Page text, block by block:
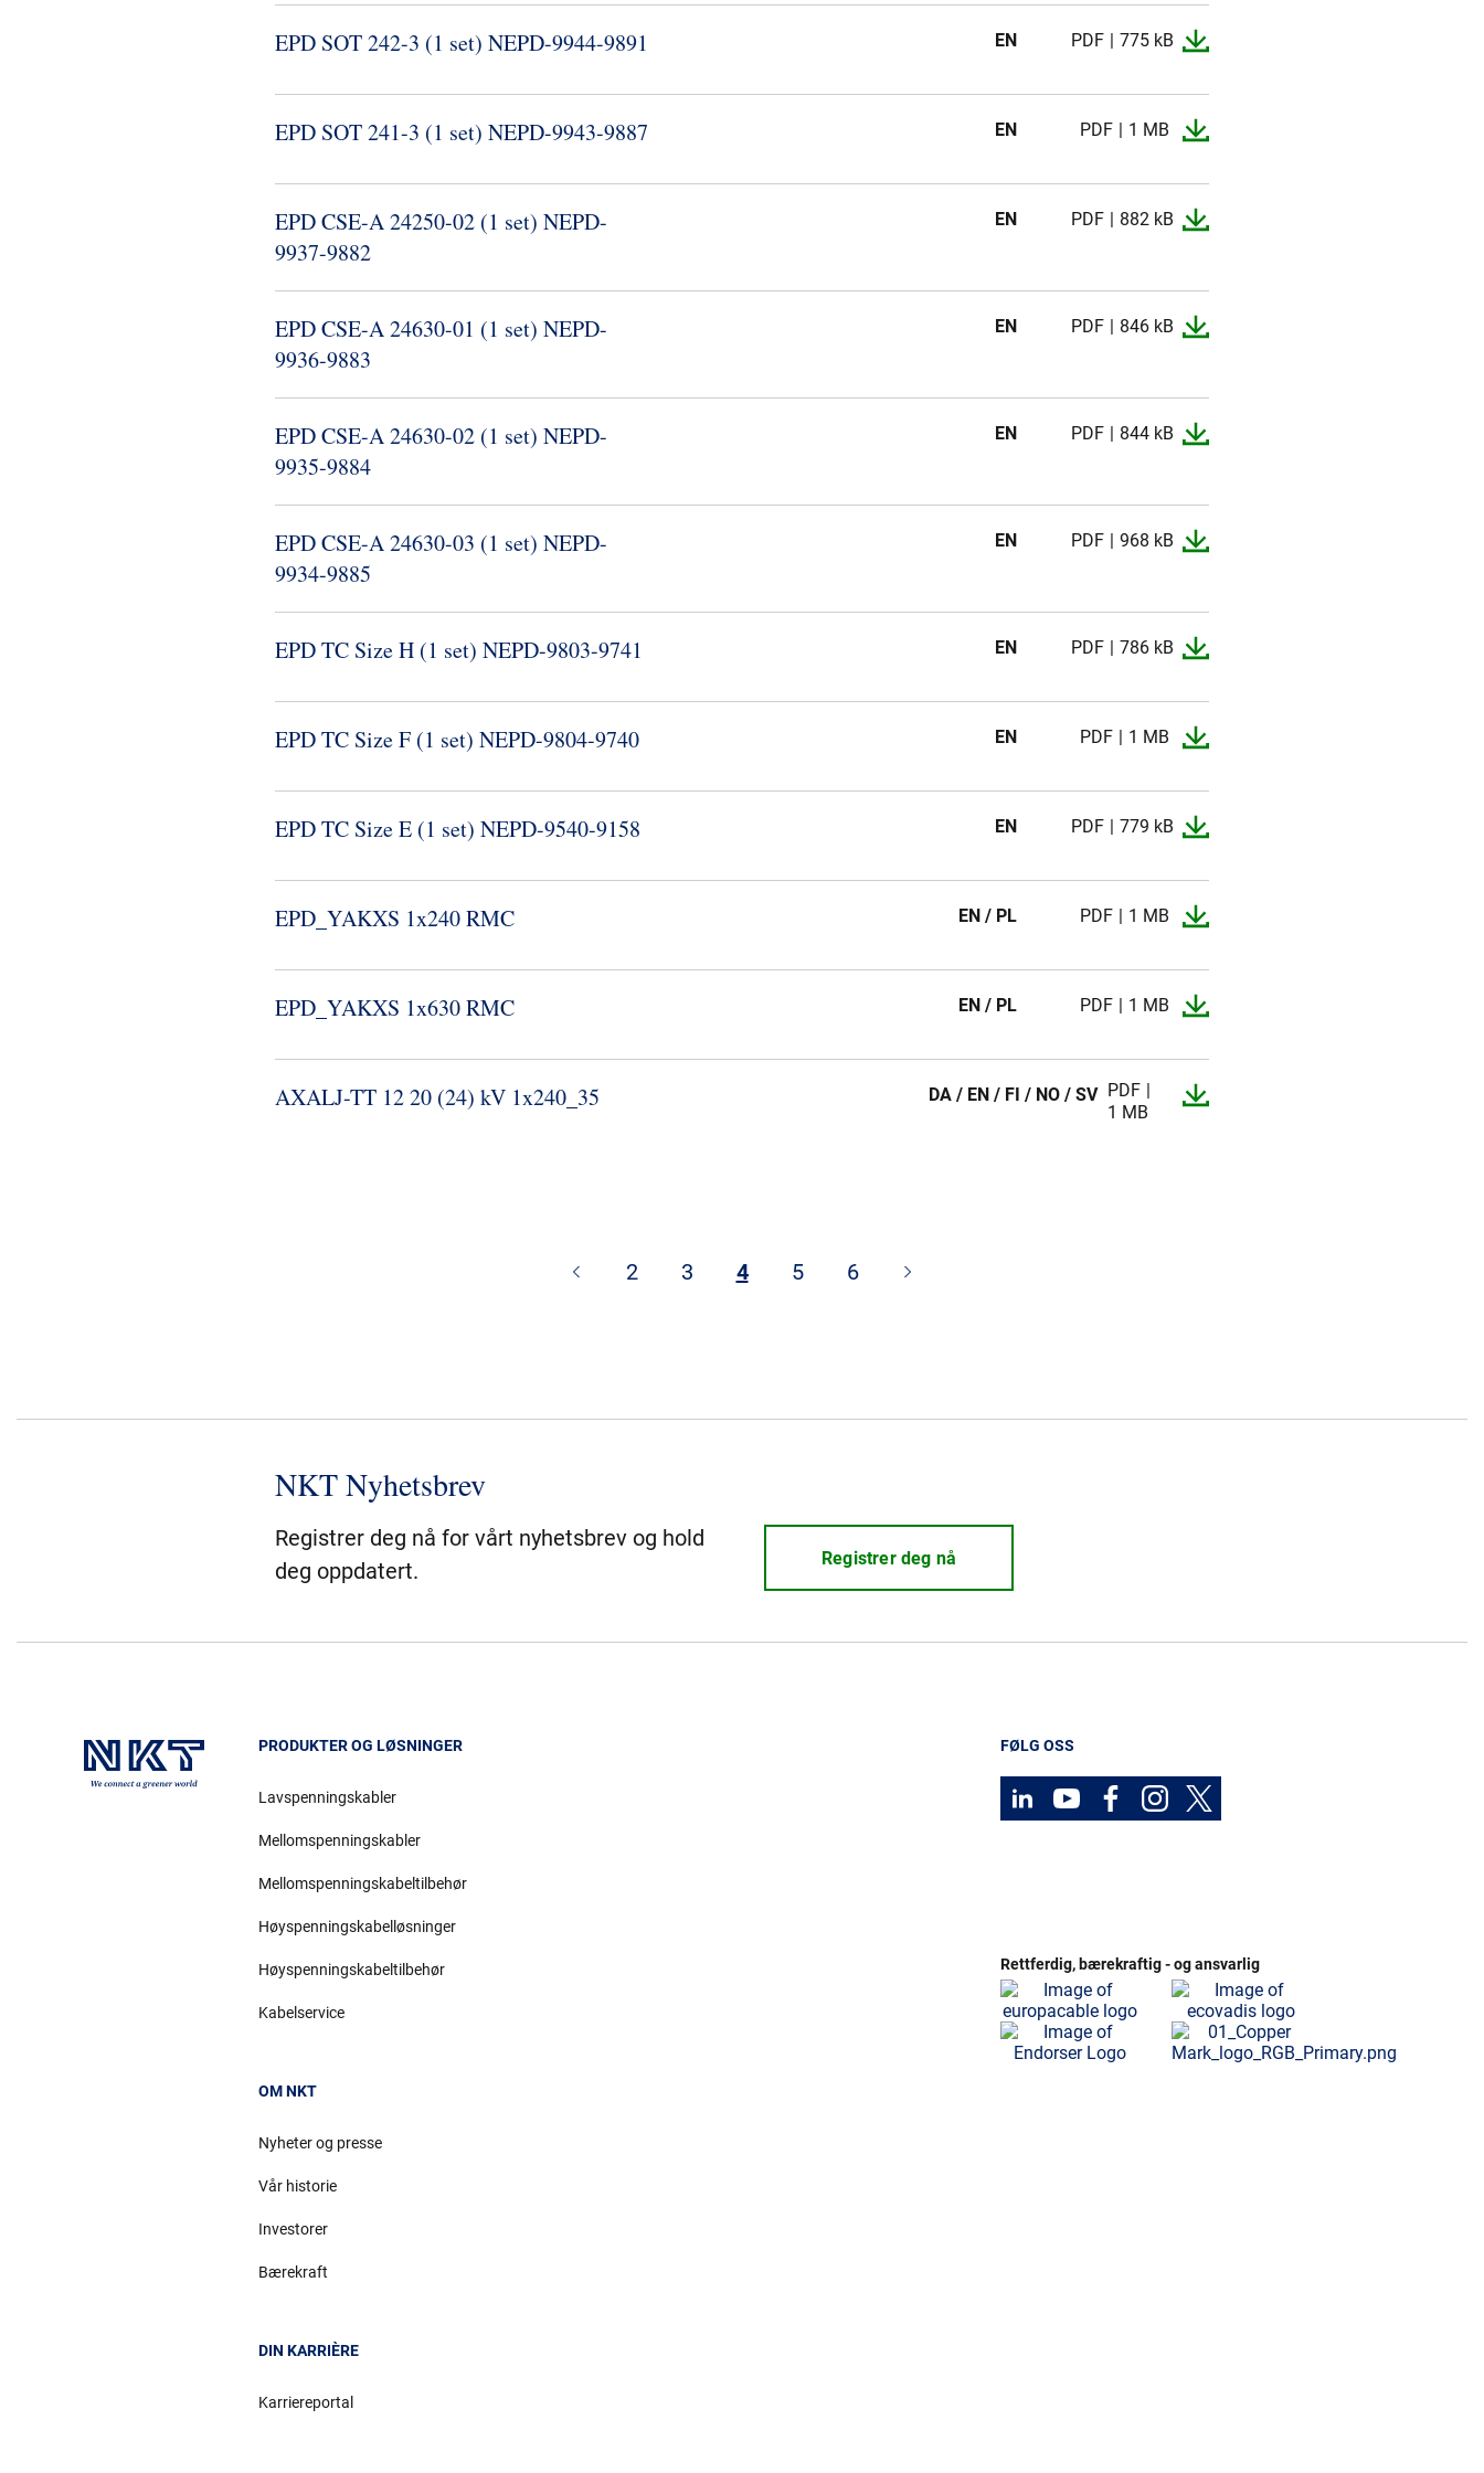
EPD SOT 242-​3 (1 set) NEPD-​9944-​9891 EN PDF 775 kB
EPD SOT 241-​3 (1 set) NEPD-​9943-​9887 EN PDF 1 MB
EPD CSE-​A 24250-​02 (1 set) NEPD-​
9937-​9882
EN PDF 882 kB
EPD CSE-​A 24630-​01 (1 set) NEPD-​
9936-​9883
EN PDF 846 kB
EPD CSE-​A 24630-​02 (1 set) NEPD-​
9935-​9884
EN PDF 844 kB
EPD CSE-​A 24630-​03 (1 set) NEPD-​
9934-​9885
EN PDF 968 kB
EPD TC Size H (1 set) NEPD-​9803-​9741 EN PDF 786 kB
EPD TC Size F (1 set) NEPD-​9804-​9740 EN PDF 1 MB
EPD TC Size E (1 set) NEPD-​9540-​9158 EN PDF 779 kB
EPD_​YAKXS 1x240 RMC EN / PL PDF 1 MB
EPD_​YAKXS 1x630 RMC EN / PL PDF 1 MB
AXALJ-​TT 12 20 (24) kV 1x240_​35 DA / EN / FI / NO / SV PDF
1 MB
2 3 4 5 6
NKT Nyhetsbrev
Registrer deg nå for vårt nyhetsbrev og hold
deg oppdatert.
Registrer deg nå
PRODUKTER OG LØSNINGER
Lavspenningskabler
Mellomspenningskabler
Mellomspenningskabeltilbehør
Høyspenningskabelløsninger
Høyspenningskabeltilbehør
Kabelservice
OM NKT
Nyheter og presse
Vår historie
Investorer
Bærekraft
DIN KARRIÈRE
Karriereportal
FØLG OSS
Rettferdig, bærekraftig - og ansvarlig